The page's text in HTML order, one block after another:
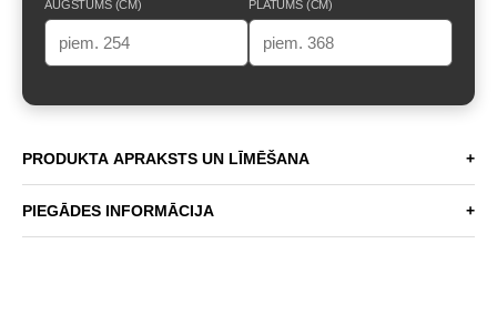
AUGSTUMS (CM) PLATUMS (CM)
PRODUKTA APRAKSTS UN LĪMĒŠANA +
PIEGĀDES INFORMĀCIJA +